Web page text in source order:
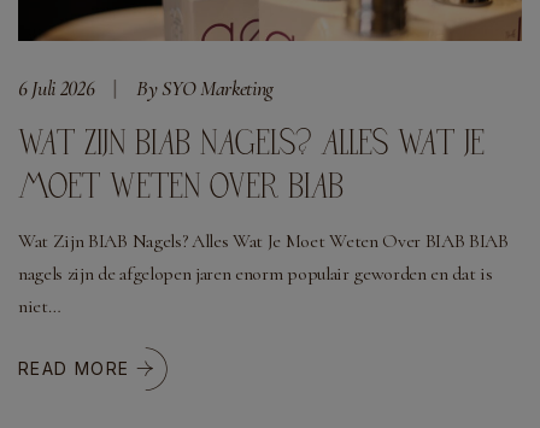
6 Juli 2026 By SYO Marketing
WAT ZIJN BIAB NAGELS? ALLES WAT JE
MOET WETEN OVER BIAB
Wat Zijn BIAB Nagels? Alles Wat Je Moet Weten Over BIAB BIAB
nagels zijn de afgelopen jaren enorm populair geworden en dat is
niet…
READ MORE